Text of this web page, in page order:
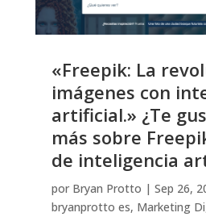
«Freepik: La
imágenes con
artificial.» ¿Te
más sobre
de inteligencia
por Bryan Protto | Sep 26,
bryanprotto es, Marketing